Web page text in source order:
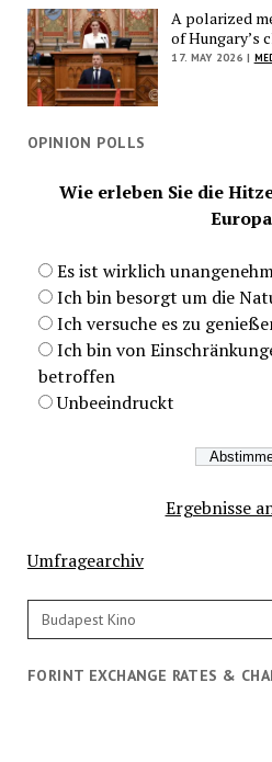
A polarized
of Hungary’s
17. MAY 2026 |
OPINION POLLS
Wie erleben Sie die
Es ist wirklich
Ich bin besorgt um die
Ich versuche es zu
Ich bin von
betroffen
Unbeeindruckt
Ergebnisse
Umfragearchiv
Search
FORINT EXCHANGE RATES &